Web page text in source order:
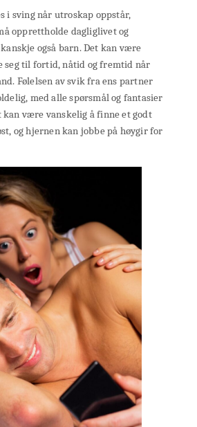
i sving når utroskap oppstår,
opprettholde dagliglivet og
også barn. Det kan være
seg til fortid, nåtid og fremtid når
Følelsen av svik fra ens partner
med alle spørsmål og fantasier
kan være vanskelig å finne et godt
og hjernen kan jobbe på høygir for